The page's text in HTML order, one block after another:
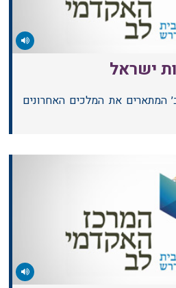
ישראל
המתארים את המלכים האחרונים